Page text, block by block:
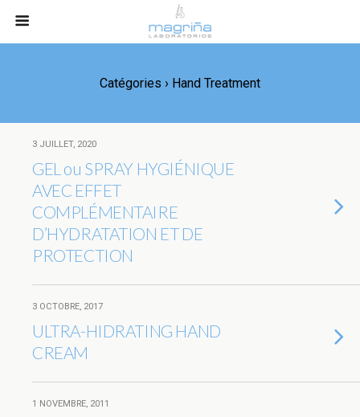
Catégories › Hand Treatment
3 JUILLET, 2020
GEL ou SPRAY HYGIÉNIQUE
AVEC EFFET
COMPLÉMENTAIRE
D’HYDRATATION ET DE
PROTECTION
3 OCTOBRE, 2017
ULTRA-HIDRATING HAND
CREAM
1 NOVEMBRE, 2011